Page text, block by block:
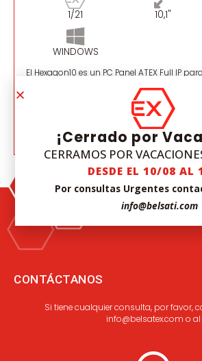
1/21 10,1"
WINDOWS
El Hexagon10 es un PC Panel ATEX Full IP
VER MODELO
CONTÁCTANOS
Si tiene cualquier consulta, por favor,
info@belsatex.com o al
¡Cerrado por
CERRAMOS POR
DESDE EL 10/08 AL
Por consultas Urgentes
info@belsati.com